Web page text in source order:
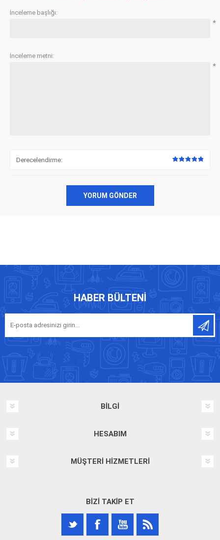
İnceleme başlığı:
*
İnceleme metni:
*
Derecelendirme:
YORUM GÖNDER
HABER BÜLTENI
BILGI
HESABIM
MÜŞTERI HIZMETLERI
BIZI TAKIP ET